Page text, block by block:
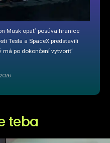
Musk opäť posúva hranice
Tesla a SpaceX predstavili
má po dokončení vytvoriť
teba